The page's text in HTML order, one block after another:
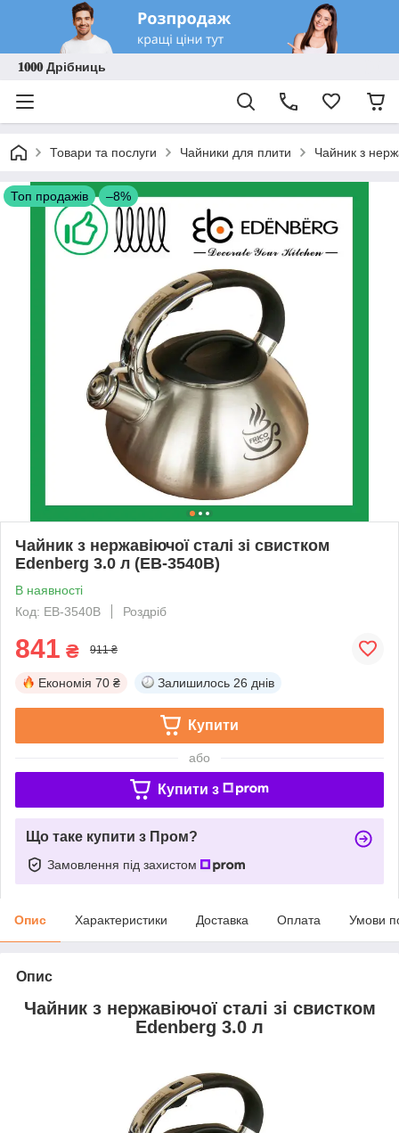
𝟏𝟎𝟎𝟎 Дрібниць
Товари та послуги Чайники для плити Чайник з
Топ продажів –8%
Чайник з нержавіючої сталі зі свистком
Edenberg 3.0 л (EB-3540B)
В наявності
Код: EB-3540B
Роздріб
841 ₴ 911 ₴
Економія 70 ₴ Залишилось 26 днів
Купити
або
Купити з
Що таке купити з Пром?
Замовлення під захистом
Опис Характеристики Доставка Оплата Умови
Опис
Чайник з нержавіючої сталі зі свистком
Edenberg 3.0 л